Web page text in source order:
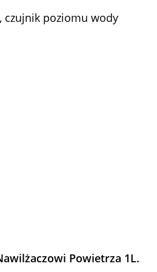
czujnik poziomu wody
Powietrza 1L.